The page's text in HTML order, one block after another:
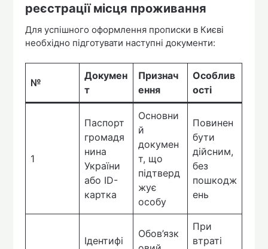
реєстрації місця проживання
Для успішного оформлення прописки в Києві
необхідно підготувати наступні документи:
№
Докумен
т
Признач
ення
Особлив
ості
1
Паспорт
громадя
нина
України
або ID-
картка
Основни
й
докумен
т, що
підтверд
жує
особу
Повинен
бути
дійсним,
без
пошкодж
ень
Ідентифі
Обов’язк
При
втраті